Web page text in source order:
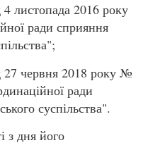
листопада 2016 року
ради сприяння
27 червня 2018 року №
ради
суспільства".
з дня його